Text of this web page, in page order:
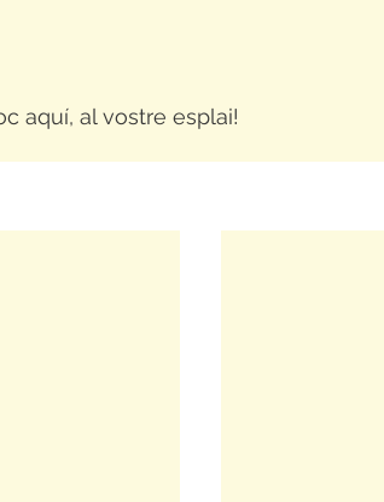
aquí, al vostre esplai!